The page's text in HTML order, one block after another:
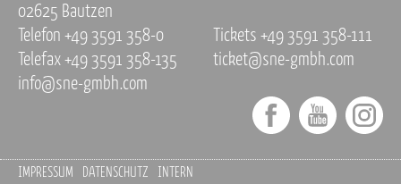
02625 Bautzen
Telefon +49 3591 358-0
Telefax +49 3591 358-135
info@sne-gmbh.com
Tickets +49 3591 358-111
ticket@sne-gmbh.com
IMPRESSUM DATENSCHUTZ INTERN